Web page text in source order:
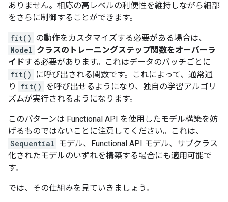
ありません。相応の高レベルの利便性を維持しながら細部
をさらに制御することができます。
fit() の動作をカスタマイズする必要がある場合は、
Model クラスのトレーニングステップ関数をオーバーラ
イドする必要があります。これはデータのバッチごとに
fit()
に呼び出される関数です。これによって、通常通
り
fit() を呼び出せるようになり、独自の学習アルゴリ
ズムが実行されるようになります。
このパターンは Functional API を使用したモデル構築を妨
げるものではないことに注意してください。これは、
Sequential モデル、Functional API モデル、サブクラス
化されたモデルのいずれを構築する場合にも適用可能で
す。
では、その仕組みを見ていきましょう。